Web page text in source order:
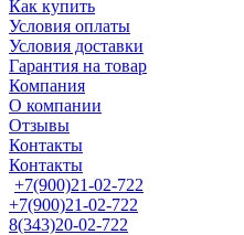
Как купить
Условия оплаты
Условия доставки
Гарантия на товар
Компания
О компании
Отзывы
Контакты
Контакты
+7(900)21-02-722
+7(900)21-02-722
8(343)20-02-722